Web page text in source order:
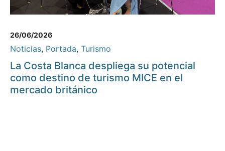
26/06/2026
Noticias, Portada, Turismo
La Costa Blanca despliega su potencial
como destino de turismo MICE en el
mercado británico